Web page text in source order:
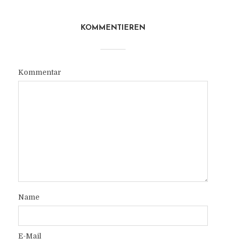
KOMMENTIEREN
Kommentar
Name
E-Mail